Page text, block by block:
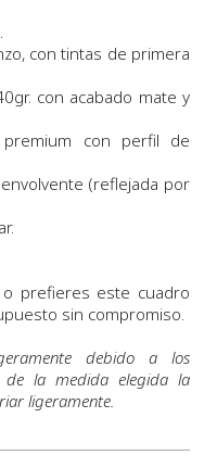
con tintas de primera
con acabado mate y
con perfil de
(reflejada por
o prefieres este cuadro
sin compromiso.
debido a los
de la medida elegida la
ligeramente.